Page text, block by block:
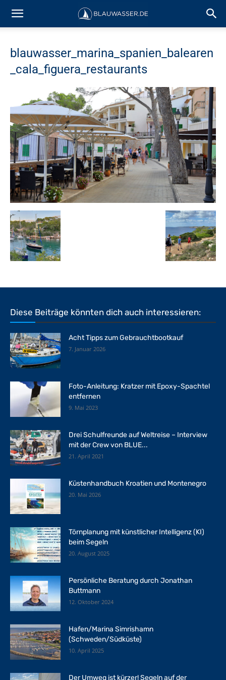
blauwasser_marina_spanien_balearen
_cala_figuera_restaurants
Diese Beiträge könnten dich auch interessieren:
Acht Tipps zum Gebrauchtbootkauf
7. Januar 2026
Foto-Anleitung: Kratzer mit Epoxy-Spachtel
entfernen
9. Mai 2023
Drei Schulfreunde auf Weltreise – Interview
mit der Crew von BLUE...
21. April 2021
Küstenhandbuch Kroatien und Montenegro
20. Mai 2026
Törnplanung mit künstlicher Intelligenz (KI)
beim Segeln
20. August 2025
Persönliche Beratung durch Jonathan
Buttmann
12. Oktober 2024
Hafen/Marina Simrishamn
(Schweden/Südküste)
10. April 2025
Der Umweg ist kürzer! Segeln auf der